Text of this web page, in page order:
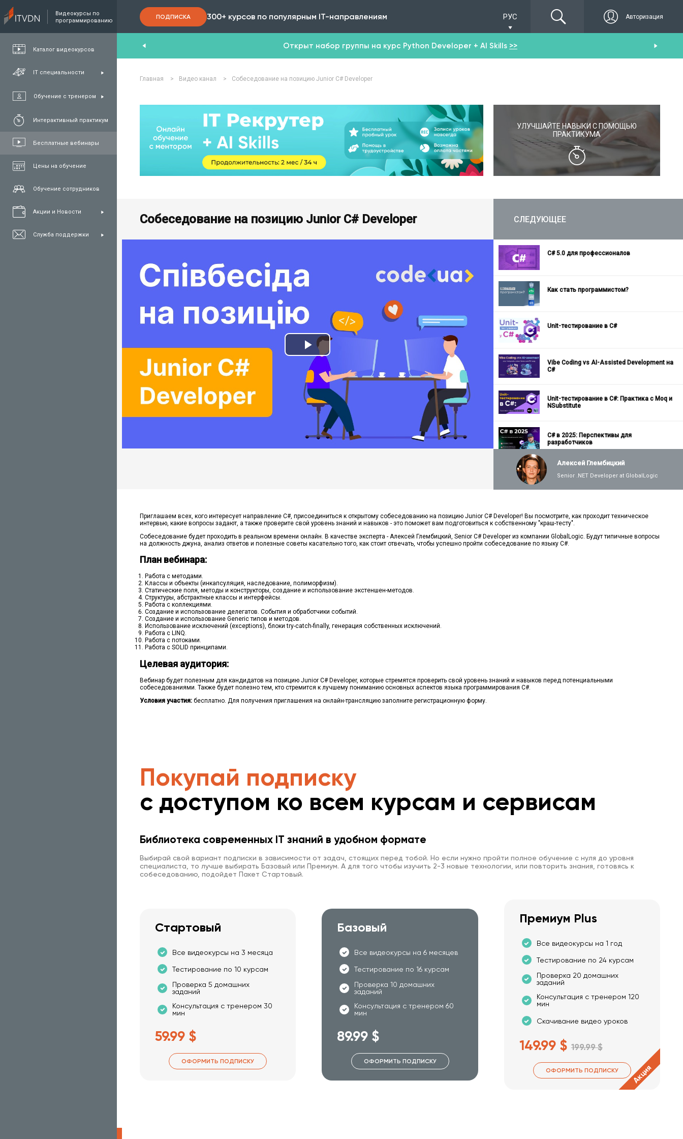
Видеокурсы по
программированию
Каталог видеокурсов
IT специальности
Обучение с тренером
Интерактивный практикум
Бесплатные вебинары
Цены на обучение
Обучение сотрудников
Акции и Новости
Служба поддержки
ПОДПИСКА 300+ курсов по популярным IT-направлениям РУС Авторизация
,FullStack Открыт набор группы на курс Python Developer + AI Skills >>
Главная > Видео канал > Собеседование на позицию Junior C# Developer
УЛУЧШАЙТЕ НАВЫКИ С ПОМОЩЬЮ
ПРАКТИКУМА
Собеседование на позицию Junior C# Developer
Play
Video
СЛЕДУЮЩЕЕ
C# 5.0 для профессионалов
Как стать программистом?
Unit-тестирование в C#
Vibe Coding vs AI-Assisted Development на
C#
Unit-тестирование в C#: Практика с Moq и
NSubstitute
C# в 2025: Перспективы для
разработчиков
целесообразность использования
при изучении C#
Консольная программа: первые шаги в
Алексей Глембицкий
Senior .NET Developer at GlobalLogic
Приглашаем всех, кого интересует направление C#, присоединиться к открытому собеседованию на позицию Junior C# Developer! Вы посмотрите, как проходит техническое
интервью, какие вопросы задают, а также проверите свой уровень знаний и навыков - это поможет вам подготовиться к собственному "краш-тесту".
Собеседование будет проходить в реальном времени онлайн. В качестве эксперта - Алексей Глембицкий, Senior C# Developer из компании GlobalLogic. Будут типичные вопросы
на должность джуна, анализ ответов и полезные советы касательно того, как стоит отвечать, чтобы успешно пройти собеседование по языку C#.
План вебинара:
Работа с методами.
Классы и объекты (инкапсуляция, наследование, полиморфизм).
Статические поля, методы и конструкторы, создание и использование экстеншен-методов.
Структуры, абстрактные классы и интерфейсы.
Работа с коллекциями.
Создание и использование делегатов. События и обработчики событий.
Создание и использование Generic типов и методов.
Использование исключений (exceptions), блоки try-catch-finally, генерация собственных исключений.
Работа с LINQ.
Работа с потоками.
Работа с SOLID принципами.
Целевая аудитория:
Вебинар будет полезным для кандидатов на позицию Junior C# Developer, которые стремятся проверить свой уровень знаний и навыков перед потенциальными
собеседованиями. Также будет полезно тем, кто стремится к лучшему пониманию основных аспектов языка программирования С#.
Условия участия: бесплатно. Для получения приглашения на онлайн-трансляцию заполните регистрационную форму.
Покупай подписку
с доступом ко всем курсам и сервисам
Библиотека современных IT знаний в удобном формате
Выбирай свой вариант подписки в зависимости от задач, стоящих перед тобой. Но если нужно пройти полное обучение с нуля до уровня
специалиста, то лучше выбирать Базовый или Премиум. А для того чтобы изучить 2-3 новые технологии, или повторить знания, готовясь к
собеседованию, подойдет Пакет Стартовый.
Стартовый
Все видеокурсы на 3 месяца
Тестирование по 10 курсам
Проверка 5 домашних
заданий
Консультация с тренером 30
мин
59.99 $
ОФОРМИТЬ ПОДПИСКУ
Базовый
Все видеокурсы на 6 месяцев
Тестирование по 16 курсам
Проверка 10 домашних
заданий
Консультация с тренером 60
мин
89.99 $
ОФОРМИТЬ ПОДПИСКУ
Премиум Plus
Все видеокурсы на 1 год
Тестирование по 24 курсам
Проверка 20 домашних
заданий
Консультация с тренером 120
мин
Скачивание видео уроков
149.99 $ 199.99 $
ОФОРМИТЬ ПОДПИСКУ Акция